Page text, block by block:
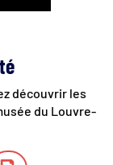
découvrir les
du Louvre-